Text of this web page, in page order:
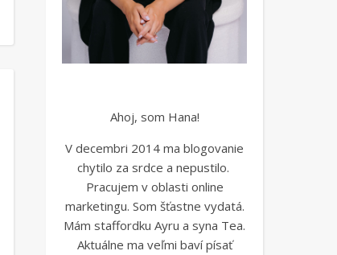
Ahoj, som Hana!
V decembri 2014 ma blogovanie
chytilo za srdce a nepustilo.
Pracujem v oblasti online
marketingu. Som šťastne vydatá.
Mám staffordku Ayru a syna Tea.
Aktuálne ma veľmi baví písať